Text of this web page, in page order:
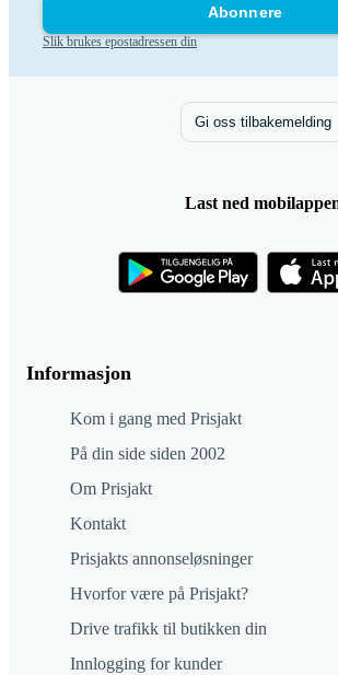
Abonnere
Slik brukes epostadressen din
Informasjon
Kom i gang med Prisjakt
På din side siden 2002
Om Prisjakt
Kontakt
Prisjakts annonseløsninger
Hvorfor være på Prisjakt?
Drive trafikk til butikken din
Innlogging for kunder
Gi oss tilbakemelding
Last ned